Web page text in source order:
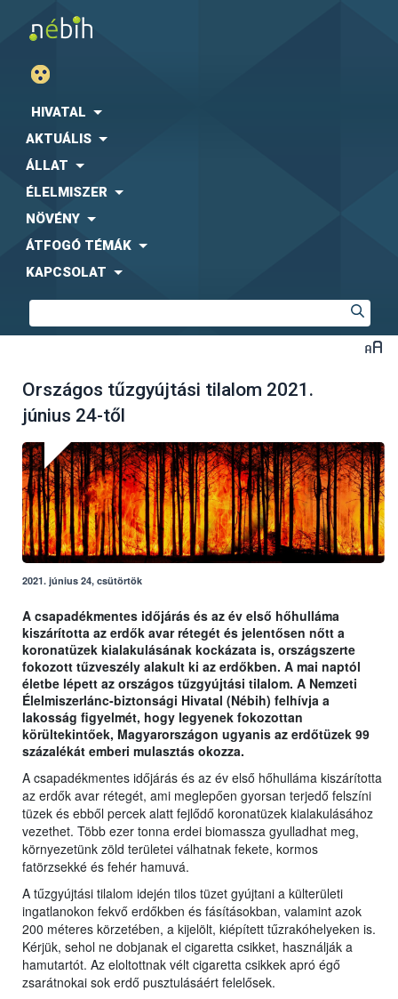
HIVATAL
AKTUÁLIS
ÁLLAT
ÉLELMISZER
NÖVÉNY
ÁTFOGÓ TÉMÁK
KAPCSOLAT
Országos tűzgyújtási tilalom 2021.
június 24-től
2021. június 24, csütörtök
A csapadékmentes időjárás és az év első hőhulláma
kiszárította az erdők avar rétegét és jelentősen nőtt a
koronatüzek kialakulásának kockázata is, országszerte
fokozott tűzveszély alakult ki az erdőkben. A mai naptól
életbe lépett az országos tűzgyújtási tilalom. A Nemzeti
Élelmiszerlánc-biztonsági Hivatal (Nébih) felhívja a
lakosság figyelmét, hogy legyenek fokozottan
körültekintőek, Magyarországon ugyanis az erdőtüzek 99
százalékát emberi mulasztás okozza.
A csapadékmentes időjárás és az év első hőhulláma kiszárította
az erdők avar rétegét, ami meglepően gyorsan terjedő felszíni
tüzek és ebből percek alatt fejlődő koronatüzek kialakulásához
vezethet. Több ezer tonna erdei biomassza gyulladhat meg,
környezetünk zöld területei válhatnak fekete, kormos
fatörzsekké és fehér hamuvá.
A tűzgyújtási tilalom idején tilos tüzet gyújtani a külterületi
ingatlanokon fekvő erdőkben és fásításokban, valamint azok
200 méteres körzetében, a kijelölt, kiépített tűzrakóhelyeken is.
Kérjük, sehol ne dobjanak el cigaretta csikket, használják a
hamutartót. Az eloltottnak vélt cigaretta csikkek apró égő
zsarátnokai sok erdő pusztulásáért felelősek.